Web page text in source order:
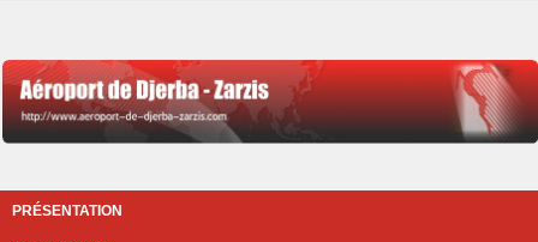
PRÉSENTATION